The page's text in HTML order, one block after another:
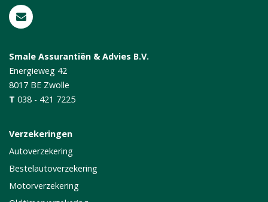
Smale Assurantiën & Advies B.V.
Energieweg 42
8017 BE Zwolle
T 038 - 421 7225
Verzekeringen
Autoverzekering
Bestelautoverzekering
Motorverzekering